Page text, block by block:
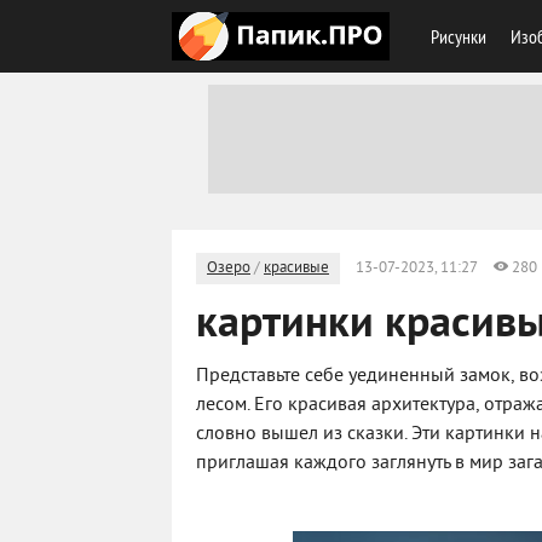
Рисунки
Озеро/ красивые 13-07-2023, 11:27 280
картинки
Представьте себе уединенный замок,
лесом. Его красивая архитектура,
словно вышел из сказки. Эти картинки
приглашая каждого заглянуть в мир